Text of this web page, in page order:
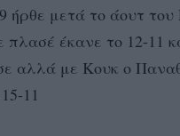
ήρθε μετά το άουτ
έκανε το 12-11
αλλά με Κουκ ο
11